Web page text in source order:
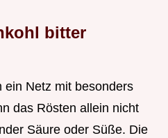
bitter
ein Netz mit besonders
das Rösten allein nicht
Säure oder Süße. Die